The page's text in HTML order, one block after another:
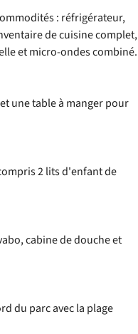
: réfrigérateur,
de cuisine complet,
et micro-ondes combiné.
une table à manger pour
2 lits d'enfant de
cabine de douche et
du parc avec la plage